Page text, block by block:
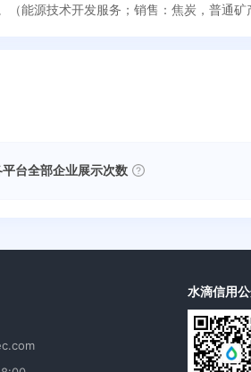
能源技术开发服务；销售：焦炭，普通矿
台全部企业展示次数
水滴信用